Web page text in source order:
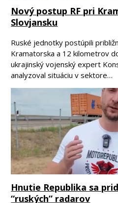
Nový postup RF pri
Slovjansku
Ruské jednotky postúpili
Kramatorska a 12 kilometrov
ukrajinský vojenský expert
analyzoval situáciu v sektore…
Hnutie Republika sa
“ruských” radarov